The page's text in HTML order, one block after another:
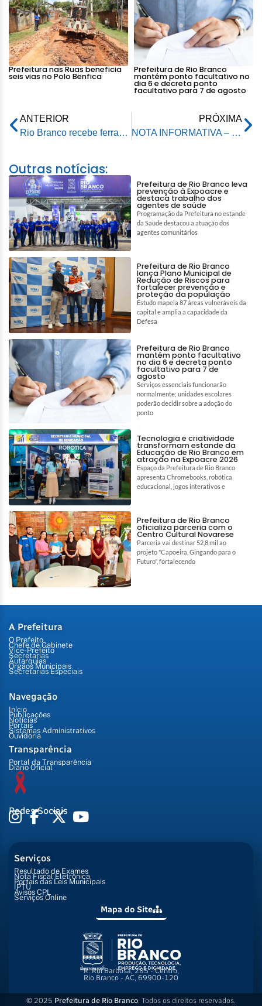
Prefeitura nas Ruas beneficia
seis vias no Polo Benfica
Prefeitura de Rio Branco
mantém ponto facultativo no
dia 6 e decreta ponto
facultativo para 7 de agosto
ANTERIOR
Rio Branco recebe ferramenta estratégica para ampliar negócios entre a Amazônia e o mercado internacional
PRÓXIMA
NOTA INFORMATIVA – Creche Jorge Luís Venâncio Pinto recebe ações de limpeza, dedetização e medidas preventivas
Outras notícias:
Prefeitura de Rio Branco leva
prevenção à Expoacre e
destaca trabalho dos
agentes de saúde
Programação da Prefeitura no estande
da Saúde destacou a atuação dos
agentes comunitários
Prefeitura de Rio Branco
lança Plano Municipal de
Redução de Riscos para
fortalecer prevenção e
proteção da população
Estudo mapeia 87 áreas vulneráveis da
capital e amplia a capacidade da
Defesa
Prefeitura de Rio Branco
mantém ponto facultativo
no dia 6 e decreta ponto
facultativo para 7 de
agosto
Serviços essenciais funcionarão
normalmente; unidades escolares
poderão decidir sobre a adoção do
ponto
Tecnologia e criatividade
transformam estande da
Educação de Rio Branco em
atração na Expoacre 2026
Espaço da Prefeitura de Rio Branco
apresenta Chromebooks, robótica
educacional, jogos interativos e
Prefeitura de Rio Branco
oficializa parceria com o
Centro Cultural Novarese
Parceria vai destinar 52,8 mil ao
projeto "Capoeira, Gingando para o
Futuro", fortalecendo
A Prefeitura
O Prefeito
Chefe de Gabinete
Vice-Prefeito
Secretarias
Autarquias
Órgãos Municipais
Secretarias Especiais
Navegação
Início
Publicações
Notícias
Portais
Sistemas Administrativos
Ouvidoria
Transparência
Portal da Transparência
Diário Oficial
Redes Sociais
Serviços
Resultado de Exames
Nota Fiscal Eletrônica
Portais das Leis Municipais
IPTU
Avisos CPL
Serviços Online
Mapa do Site
R. Rui Barbosa, 285 - Centro,
Rio Branco - AC, 69900-120
© 2025 Prefeitura de Rio Branco . Todos os direitos reservados.